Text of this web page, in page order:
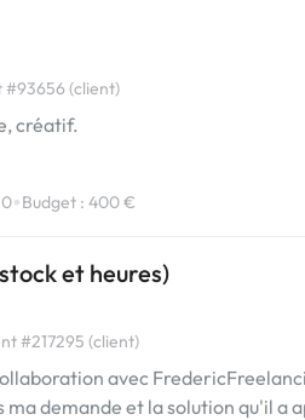
#93656 (client)
créatif.
•Budget : 400 €
et heures)
#217295 (client)
avec
demande et la solution qu'il a